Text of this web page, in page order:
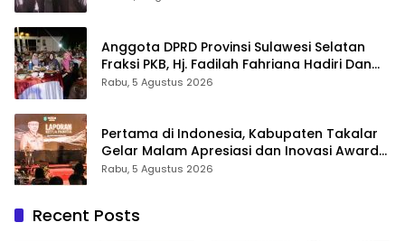
Anggota DPRD Provinsi Sulawesi Selatan
Fraksi PKB, Hj. Fadilah Fahriana Hadiri Dan
Beri Apresiasi : Takalar Menyalakan Lentera
Rabu, 5 Agustus 2026
Pertama di Indonesia, Kabupaten Takalar
Gelar Malam Apresiasi dan Inovasi Award
2026: Panggung Penghargaan bagi
Rabu, 5 Agustus 2026
Recent Posts